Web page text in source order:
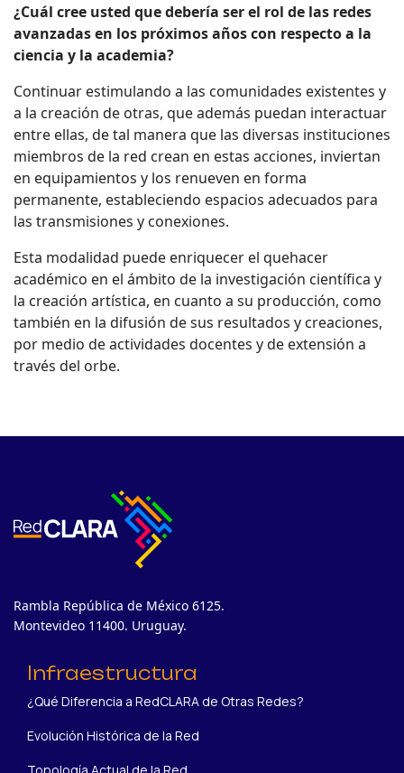
¿Cuál cree usted que debería ser el rol de las redes
avanzadas en los próximos años con respecto a la
ciencia y la academia?
Continuar estimulando a las comunidades existentes y
a la creación de otras, que además puedan interactuar
entre ellas, de tal manera que las diversas instituciones
miembros de la red crean en estas acciones, inviertan
en equipamientos y los renueven en forma
permanente, estableciendo espacios adecuados para
las transmisiones y conexiones.
Esta modalidad puede enriquecer el quehacer
académico en el ámbito de la investigación científica y
la creación artística, en cuanto a su producción, como
también en la difusión de sus resultados y creaciones,
por medio de actividades docentes y de extensión a
través del orbe.
Rambla República de México 6125.
Montevideo 11400. Uruguay.
Infraestructura
¿Qué Diferencia a RedCLARA de Otras Redes?
Evolución Histórica de la Red
Topología Actual de la Red